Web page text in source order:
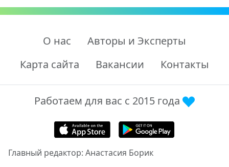
О нас
Авторы и Эксперты
Карта сайта
Вакансии Контакты
Работаем для вас с 2015 года
Главный редактор: Анастасия Борик